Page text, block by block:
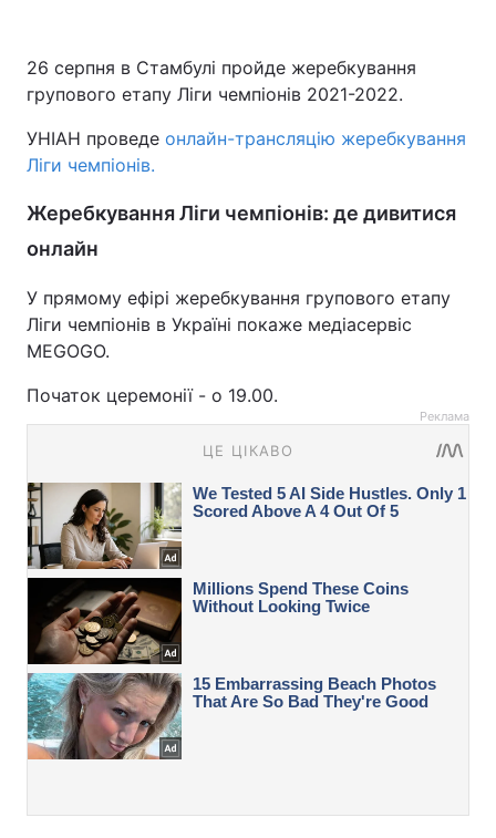
26 серпня в Стамбулі пройде жеребкування
групового етапу Ліги чемпіонів 2021-2022.
УНІАН проведе онлайн-трансляцію жеребкування
Ліги чемпіонів.
Жеребкування Ліги чемпіонів: де дивитися
онлайн
У прямому ефірі жеребкування групового етапу
Ліги чемпіонів в Україні покаже медіасервіс
MEGOGO.
Початок церемонії - о 19.00.
Реклама